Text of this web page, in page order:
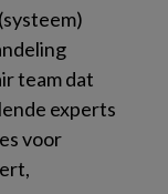
team dat
experts
voor